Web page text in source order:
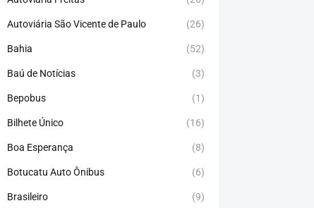
Autoviária São Vicente de Paulo (26)
Bahia (52)
Baú de Notícias (3)
Bepobus (1)
Bilhete Único (16)
Boa Esperança (8)
Botucatu Auto Ônibus (6)
Brasileiro (9)